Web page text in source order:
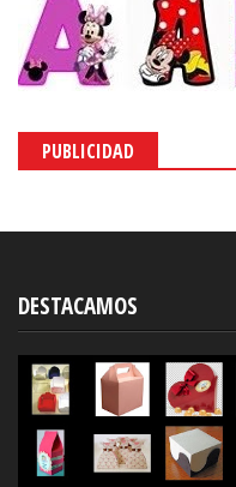
PUBLICIDAD
DESTACAMOS